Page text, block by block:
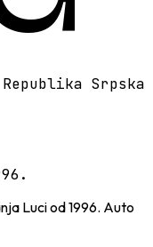
Srpska
Luci od 1996. Auto